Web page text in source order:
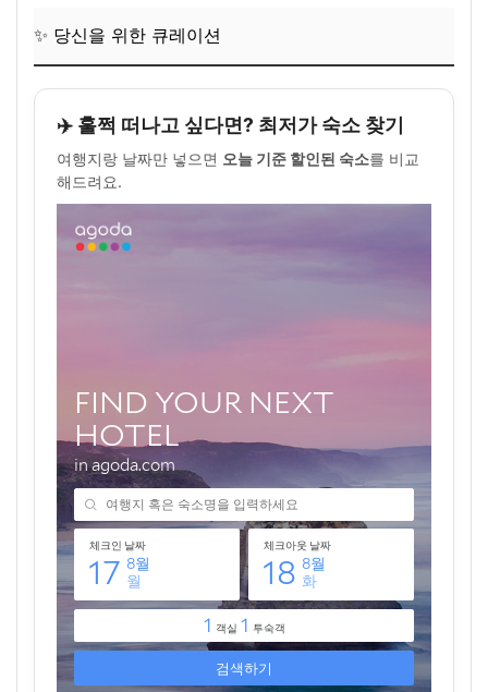
✨ 당신을 위한 큐레이션
✈️ 훌쩍 떠나고 싶다면? 최저가 숙소 찾기
여행지랑 날짜만 넣으면 오늘 기준 할인된 숙소를 비교
해드려요.